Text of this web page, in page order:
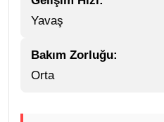
Yavaş
Bakım Zorluğu:
Orta